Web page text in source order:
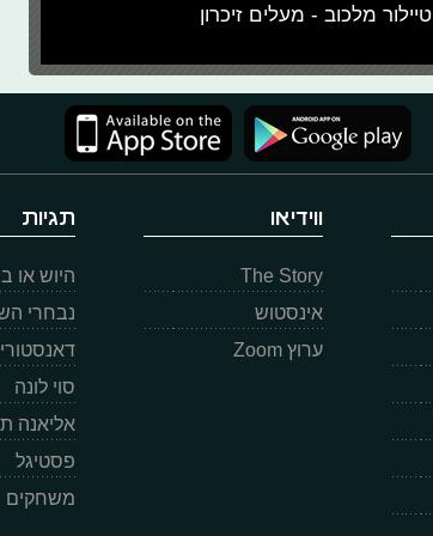
טיילור מלכוב - מעלים זיכרון
ווידיאו
The Story
אינסטוש
ערוץ Zoom
תגיות
היוש או
נבחרי
דאנסטורי
סוי לונה
אליאנה
פסטיגל
משחקים